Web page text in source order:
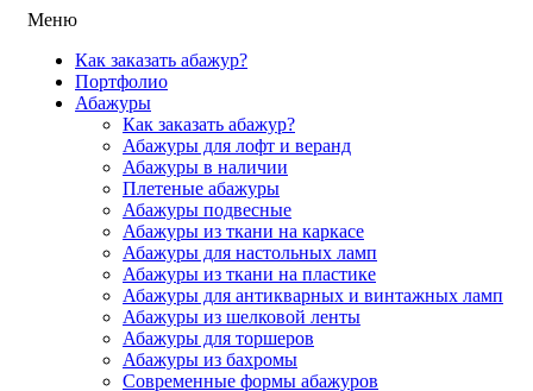
Меню
Как заказать абажур?
Портфолио
Абажуры
Как заказать абажур?
Абажуры для лофт и веранд
Абажуры в наличии
Плетеные абажуры
Абажуры подвесные
Абажуры из ткани на каркасе
Абажуры для настольных ламп
Абажуры из ткани на пластике
Абажуры для антикварных и винтажных ламп
Абажуры из шелковой ленты
Абажуры для торшеров
Абажуры из бахромы
Современные формы абажуров